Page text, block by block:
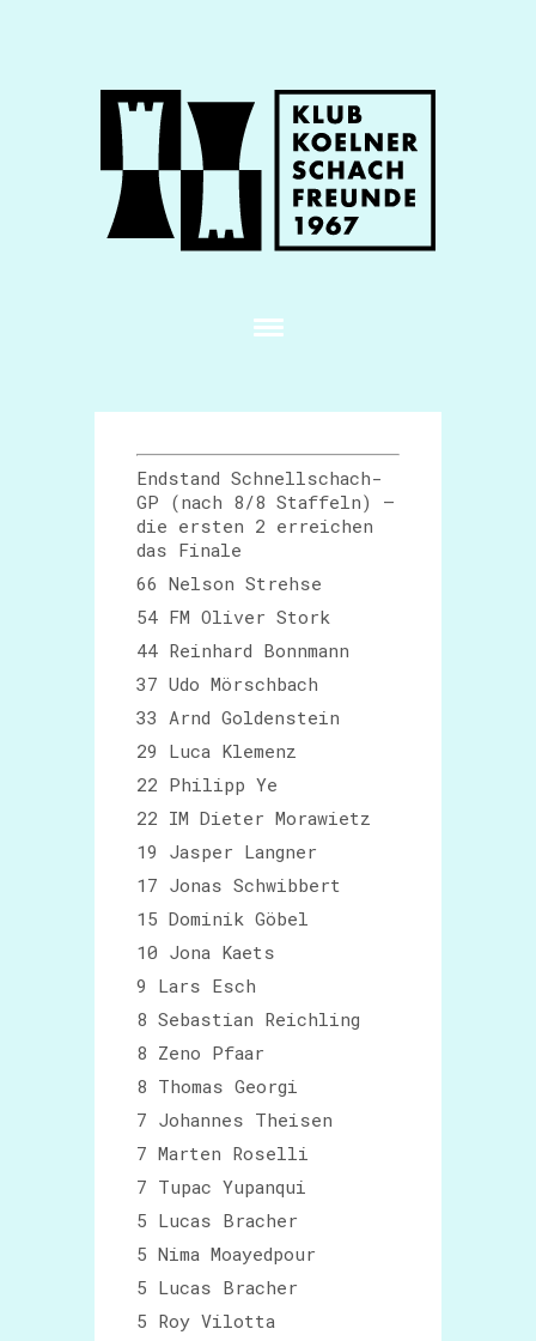
Endstand Schnellschach-
GP (nach 8/8 Staffeln) –
die ersten 2 erreichen
das Finale
66 Nelson Strehse
54 FM Oliver Stork
44 Reinhard Bonnmann
37 Udo Mörschbach
33 Arnd Goldenstein
29 Luca Klemenz
22 Philipp Ye
22 IM Dieter Morawietz
19 Jasper Langner
17 Jonas Schwibbert
15 Dominik Göbel
10 Jona Kaets
9 Lars Esch
8 Sebastian Reichling
8 Zeno Pfaar
8 Thomas Georgi
7 Johannes Theisen
7 Marten Roselli
7 Tupac Yupanqui
5 Lucas Bracher
5 Nima Moayedpour
5 Lucas Bracher
5 Roy Vilotta